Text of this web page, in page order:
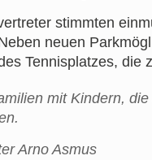
stimmten
neuen
Tennisplatzes, die
mit Kindern,
Arno Asmus